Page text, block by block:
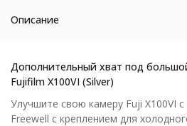
Описание
Дополнительный хват под
Fujifilm X100VI (Silver)
Улучшите свою камеру Fuji X100VI
Freewell с креплением для